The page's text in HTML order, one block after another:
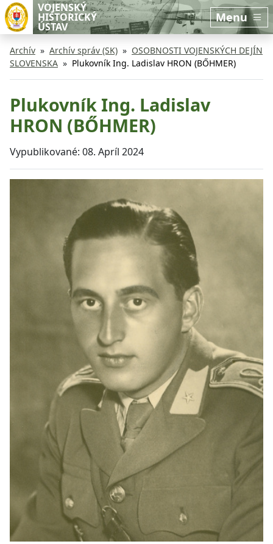
Preskočiť na hlavný obsah
Preskočiť na bočnú lištu
VOJENSKÝ
HISTORICKÝ
ÚSTAV
Menu
Archív Archív správ (SK)
OSOBNOSTI VOJENSKÝCH DEJÍN
SLOVENSKA
Plukovník Ing. Ladislav HRON (BŐHMER)
Plukovník Ing. Ladislav
HRON (BŐHMER)
Vypublikované: 08. Apríl 2024